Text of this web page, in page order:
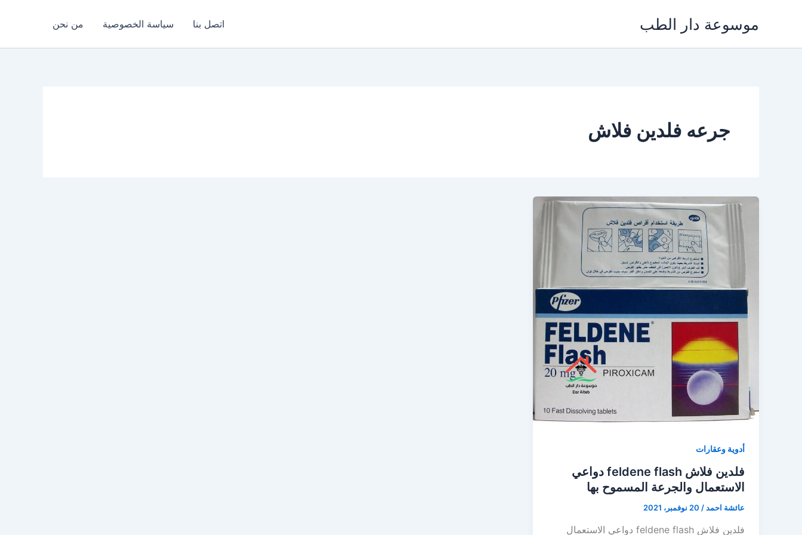
موسوعة دار الطب اتصل بنا سياسة الخصوصية من نحن
جرعه فلدين فلاش
أدوية وعقارات
فلدين فلاش feldene flash دواعي
الاستعمال والجرعة المسموح بها
عائشة احمد/ 20 نوفمبر، 2021
فلدين فلاش feldene flash دواعي الاستعمال